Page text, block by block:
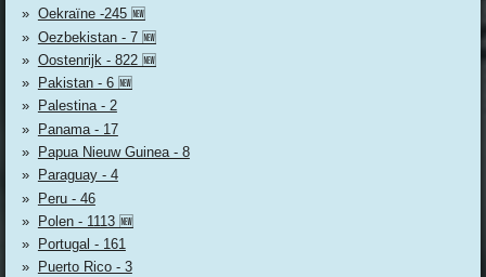
Oekraïne -245 🆕
Oezbekistan - 7 🆕
Oostenrijk - 822 🆕
Pakistan - 6 🆕
Palestina - 2
Panama - 17
Papua Nieuw Guinea - 8
Paraguay - 4
Peru - 46
Polen - 1113 🆕
Portugal - 161
Puerto Rico - 3